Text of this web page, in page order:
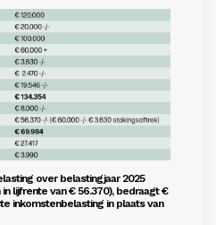
over belastingjaar 2025
lijfrente van € 56.370), bedraagt €
inkomstenbelasting in plaats van